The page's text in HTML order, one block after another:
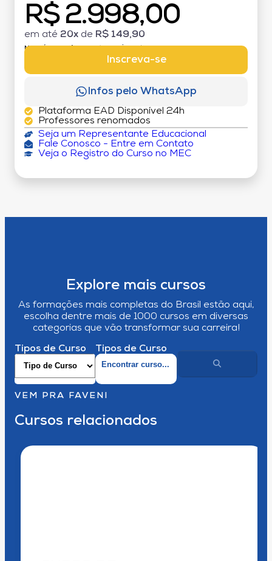
R$ 2.998,00
em até 20x de R$ 149,90
MATRÍCULA:
Inscreva-se
Infos pelo WhatsApp
Plataforma EAD Disponível 24h
Professores renomados
Seja um Representante Educacional
Fale Conosco - Entre em Contato
Veja o Registro do Curso no MEC
Explore mais cursos
As formações mais completas do Brasil estão aqui,
escolha dentre mais de 1000 cursos em diversas
categorias que vão transformar sua carreira!
Tipos de Curso Tipos de Curso
VEM PRA FAVENI
Cursos relacionados